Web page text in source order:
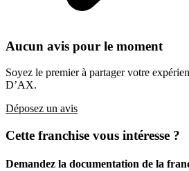
Aucun avis pour le moment
Soyez le premier à partager votre
D’AX.
Déposez un avis
Cette franchise vous intéresse ?
Demandez la documentation de la